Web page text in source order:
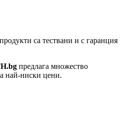
са тествани и с гаранция
предлага множество
най-ниски цени.